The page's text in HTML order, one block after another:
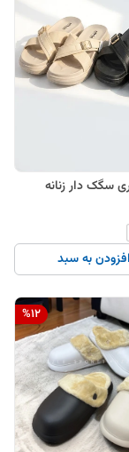
سگک دار زنانه
افزودن به سبد
%12